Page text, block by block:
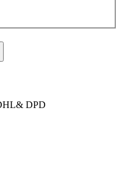
DPD